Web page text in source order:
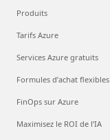
Produits
Tarifs Azure
Services Azure gratuits
Formules d’achat flexibles
FinOps sur Azure
Maximisez le ROI de l’IA